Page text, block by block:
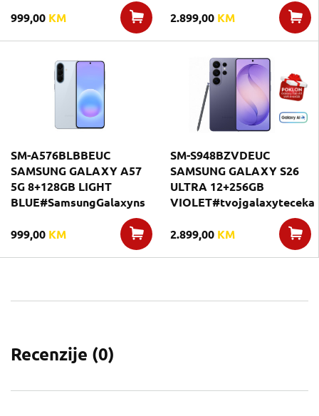
999,00 KM 2.899,00 KM
SM-A576BLBBEUC
SAMSUNG GALAXY A57
5G 8+128GB LIGHT
BLUE#SamsungGalaxyns
999,00 KM
SM-S948BZVDEUC
SAMSUNG GALAXY S26
ULTRA 12+256GB
VIOLET#tvojgalaxyteceka
2.899,00 KM
Recenzije (0)